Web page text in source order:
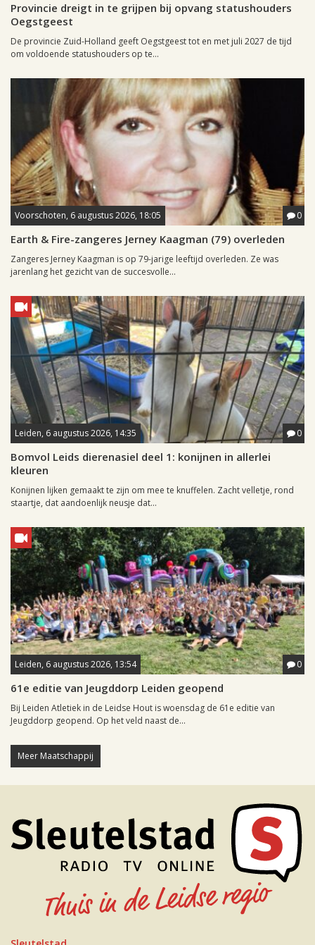
Provincie dreigt in te grijpen bij opvang statushouders
Oegstgeest
De provincie Zuid-Holland geeft Oegstgeest tot en met juli 2027 de tijd
om voldoende statushouders op te...
Voorschoten, 6 augustus 2026, 18:05 0
Earth & Fire-zangeres Jerney Kaagman (79) overleden
Zangeres Jerney Kaagman is op 79-jarige leeftijd overleden. Ze was
jarenlang het gezicht van de succesvolle...
Leiden, 6 augustus 2026, 14:35 0
Bomvol Leids dierenasiel deel 1: konijnen in allerlei
kleuren
Konijnen lijken gemaakt te zijn om mee te knuffelen. Zacht velletje, rond
staartje, dat aandoenlijk neusje dat...
Leiden, 6 augustus 2026, 13:54 0
61e editie van Jeugddorp Leiden geopend
Bij Leiden Atletiek in de Leidse Hout is woensdag de 61e editie van
Jeugddorp geopend. Op het veld naast de...
Meer Maatschappij